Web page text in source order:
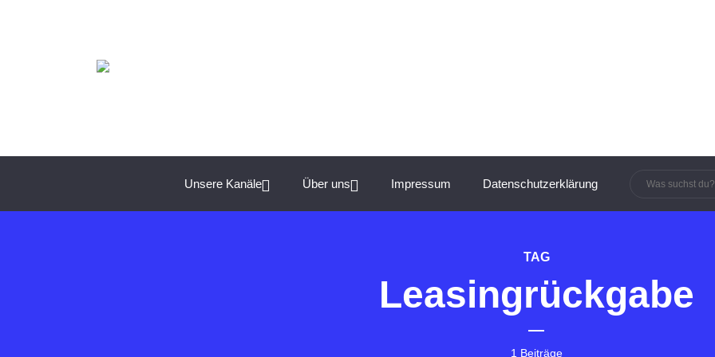
Unsere Kanäle Über uns Impressum Datenschutzerklärung
TAG
Leasingrückgabe
1 Beiträge